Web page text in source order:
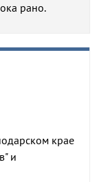
рано.
крае
и